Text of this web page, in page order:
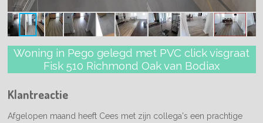
Woning in Pego gelegd met PVC click visgraat
Fisk 510 Richmond Oak van Bodiax
Klantreactie
Afgelopen maand heeft Cees met zijn collega's een prachtige